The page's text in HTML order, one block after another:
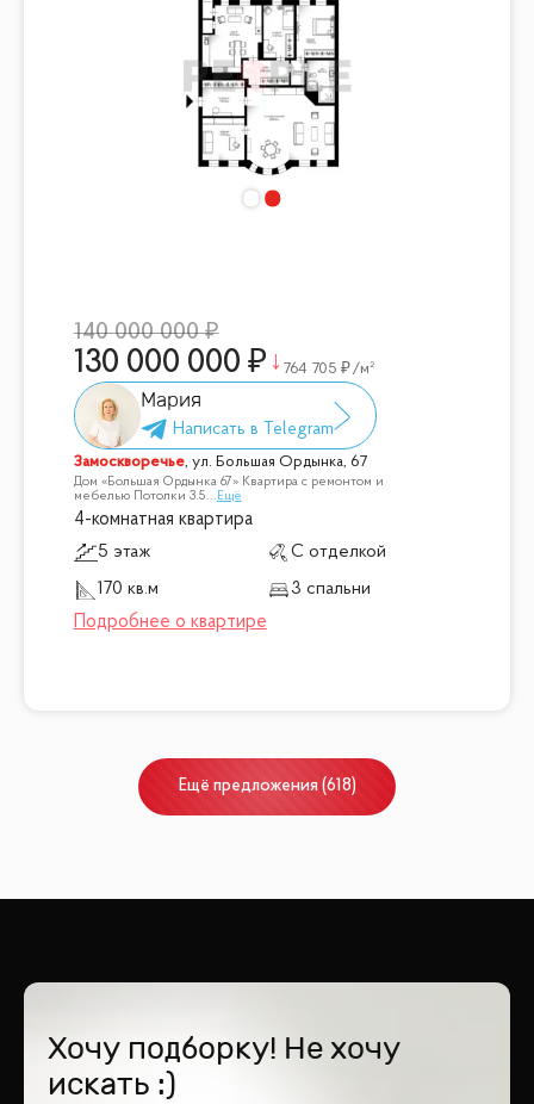
140 000 000
130 000 000 764 705 /м²
Мария
Замоскворечье, ул. Большая Ордынка, 67
Дом «Большая Ордынка 67» Квартира с ремонтом и
мебелью Потолки 3.5... Ещё
4-комнатная квартира
5 этаж
С отделкой
170 кв.м
3 спальни
Ещё предложения (618)
Хочу подборку! Не хочу
искать :)